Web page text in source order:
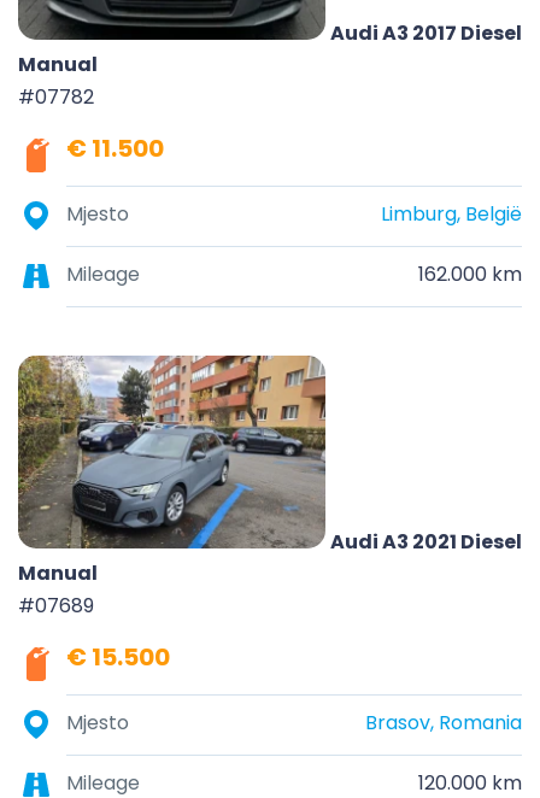
Audi A3 2017 Diesel
Manual
#07782
€ 11.500
Mjesto Limburg, België
Mileage 162.000 km
Audi A3 2021 Diesel
Manual
#07689
€ 15.500
Mjesto Brasov, Romania
Mileage 120.000 km